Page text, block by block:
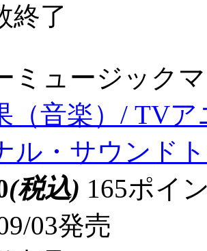
ックス・ピク
みつのアイプ
ニアルバム 01
クリルコース
ップ・アニメ